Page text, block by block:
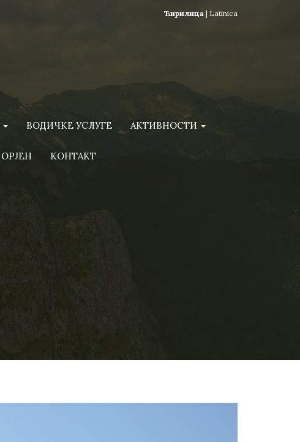
Ћирилица | Latinica
ВОДИЧКЕ УСЛУГЕ АКТИВНОСТИ
ОРЈЕН КОНТАКТ